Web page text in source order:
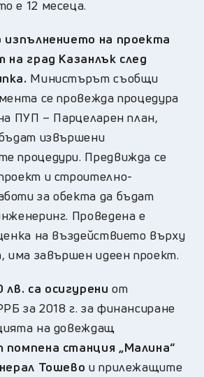
е 12 месеца.
изпълнението на проекта
на град Казанлък след
Министърът съобщи
се провежда процедура
ПУП – Парцеларен план,
извършени
процедури. Предвижда се
и строително-
за обекта да бъдат
Проведена е
на въздействието върху
има завършен идеен проект.
са осигурени от
за 2018 г. за финансиране
на довеждащ
помпена станция „Малина“
Тошево и прилежащите